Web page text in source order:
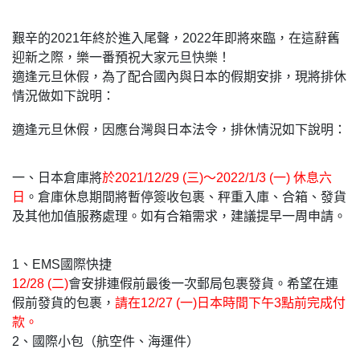
艱辛的2021年終於進入尾聲，2022年即將來臨，在這辭舊
迎新之際，樂一番預祝大家元旦快樂！
適逢元旦休假，為了配合國內與日本的假期安排，現將排休
情況做如下說明：
適逢元旦休假，因應台灣與日本法令，排休情況如下說明：
一、日本倉庫將於2021/12/29 (三)～2022/1/3 (一) 休息六
日 。倉庫休息期間將暫停簽收包裹、秤重入庫、合箱、發貨
及其他加值服務處理。如有合箱需求，建議提早一周申請。
1、EMS國際快捷
12/28 (二)會安排連假前最後一次郵局包裹發貨。希望在連
假前發貨的包裹， 請在12/27 (一)日本時間下午3點前完成付
款。
2、國際小包（航空件、海運件）